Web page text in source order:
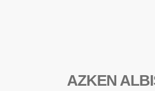
AZKEN